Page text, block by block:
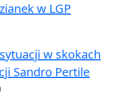
w LGP
w skokach
Sandro Pertile